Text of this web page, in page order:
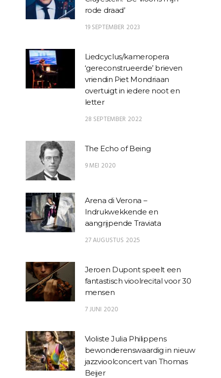
rode draad’
19 SEPTEMBER 2023
Liedcyclus/kameropera
‘gereconstrueerde’ brieven
vriendin Piet Mondriaan
overtuigt in iedere noot en
letter
28 SEPTEMBER 2022
The Echo of Being
9 MEI 2020
Arena di Verona –
Indrukwekkende en
aangrijpende Traviata
27 AUGUSTUS 2025
Jeroen Dupont speelt een
fantastisch vioolrecital voor 30
mensen
7 JUNI 2020
Violiste Julia Philippens
bewonderenswaardig in nieuw
jazzvioolconcert van Thomas
Beijer